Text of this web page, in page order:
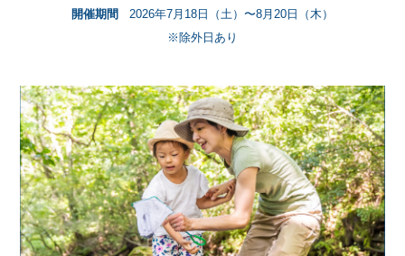
開催期間
2026年7月18日（土）〜8月20日（木）
※除外日あり